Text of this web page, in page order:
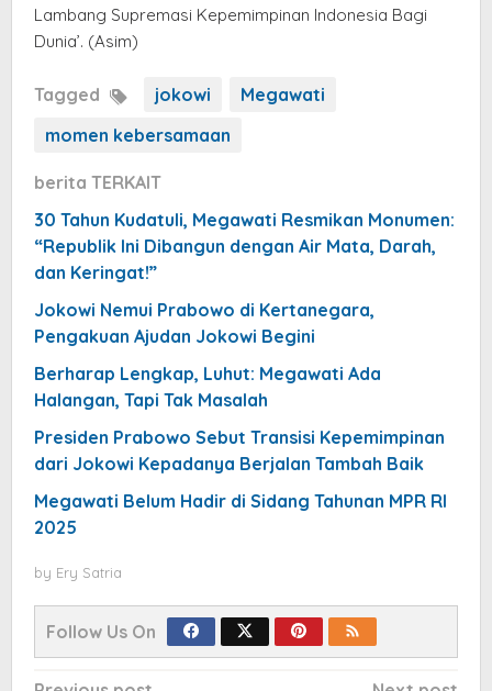
Lambang Supremasi Kepemimpinan Indonesia Bagi
Dunia’. (Asim)
Tagged jokowi
Megawati
momen kebersamaan
berita TERKAIT
30 Tahun Kudatuli, Megawati Resmikan Monumen:
“Republik Ini Dibangun dengan Air Mata, Darah,
dan Keringat!”
Jokowi Nemui Prabowo di Kertanegara,
Pengakuan Ajudan Jokowi Begini
Berharap Lengkap, Luhut: Megawati Ada
Halangan, Tapi Tak Masalah
Presiden Prabowo Sebut Transisi Kepemimpinan
dari Jokowi Kepadanya Berjalan Tambah Baik
Megawati Belum Hadir di Sidang Tahunan MPR RI
2025
by Ery Satria
Follow Us On